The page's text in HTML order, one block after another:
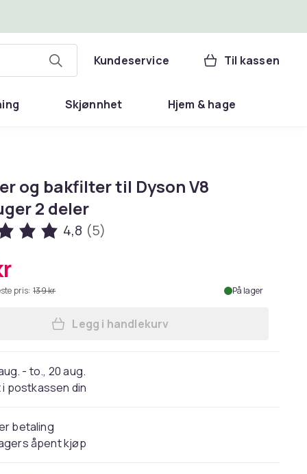
Kundeservice Til kassen
Skjønnhet Hjem & hage
og bakfilter til Dyson V8
2 deler
4,8 (5)
pris: 139 kr På lager
Legg Forfilter og bakfilter til Dyson
Legg i handlekurv
- to., 20 aug.
postkassen din
betaling
åpent kjøp